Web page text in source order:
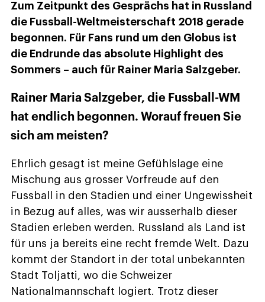
Zum Zeitpunkt des Gesprächs hat in Russland
die Fussball-Weltmeisterschaft 2018 gerade
begonnen. Für Fans rund um den Globus ist
die Endrunde das absolute Highlight des
Sommers – auch für Rainer Maria Salzgeber.
Rainer Maria Salzgeber, die Fussball-WM
hat endlich begonnen. Worauf freuen Sie
sich am meisten?
Ehrlich gesagt ist meine Gefühlslage eine
Mischung aus grosser Vorfreude auf den
Fussball in den Stadien und einer Ungewissheit
in Bezug auf alles, was wir ausserhalb dieser
Stadien erleben werden. Russland als Land ist
für uns ja bereits eine recht fremde Welt. Dazu
kommt der Standort in der total unbekannten
Stadt Toljatti, wo die Schweizer
Nationalmannschaft logiert. Trotz dieser